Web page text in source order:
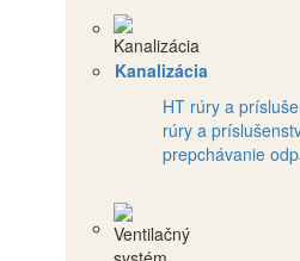
Kanalizácia
HT rúry a
rúry a
prepchávanie